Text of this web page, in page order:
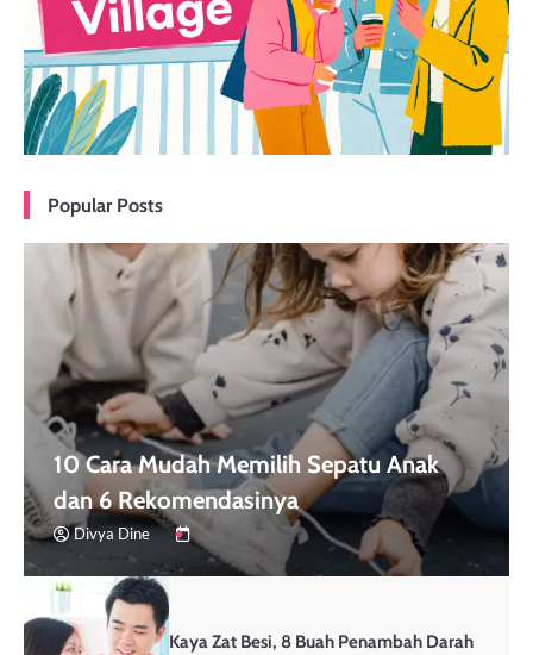
Popular Posts
10 Cara Mudah Memilih Sepatu Anak
dan 6 Rekomendasinya
Divya Dine
Kaya Zat Besi, 8 Buah Penambah Darah